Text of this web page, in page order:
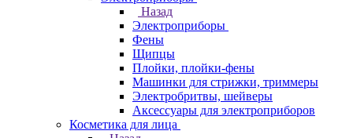
Назад
Электроприборы
Фены
Щипцы
Плойки, плойки-фены
Машинки для стрижки, триммеры
Электробритвы, шейверы
Аксессуары для электроприборов
Косметика для лица